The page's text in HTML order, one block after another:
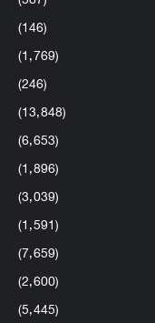
(146)
(1٬769)
(246)
(13٬848)
(6٬653)
(1٬896)
(3٬039)
(1٬591)
(7٬659)
(2٬600)
(5٬445)